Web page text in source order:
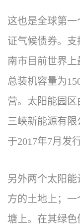
这也是全球第
证气候债券。
南市目前世界
总装机容量为
营。太阳能园
三峡新能源有
于2017年7月发
另外两个太阳
方的土地上；
塘上。在其绿